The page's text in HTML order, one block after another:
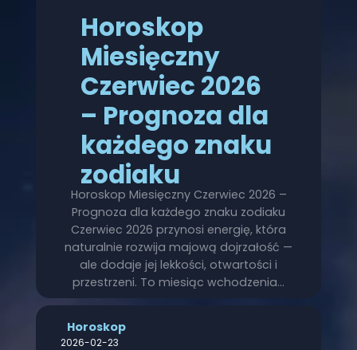
Horoskop
Miesięczny
Czerwiec 2026
– Prognoza dla
każdego znaku
zodiaku
Horoskop Miesięczny Czerwiec 2026 –
Prognoza dla każdego znaku zodiaku
Czerwiec 2026 przynosi energię, która
naturalnie rozwija majową dojrzałość —
ale dodaje jej lekkości, otwartości i
przestrzeni. To miesiąc wchodzenia…
Horoskop
2026-02-23